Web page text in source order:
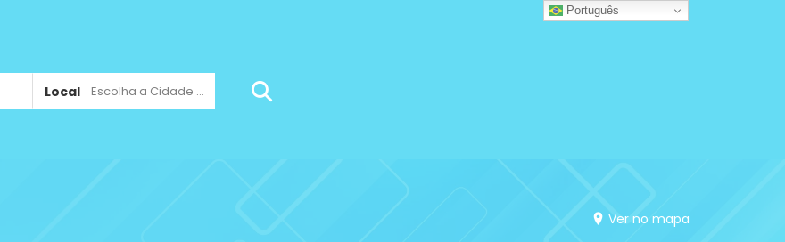
Local Escolha a Cidade ...
Ver no mapa
Português